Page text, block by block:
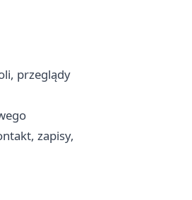
przeglądy
zapisy,